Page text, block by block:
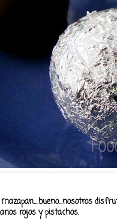
rojos y pistachos.